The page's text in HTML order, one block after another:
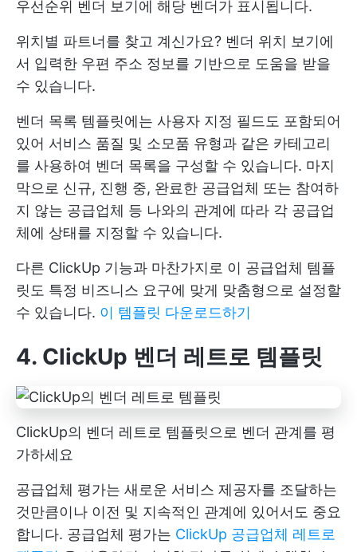
우선순위 벤더 보기에 해당 벤더가 표시됩니다.
위치별 파트너를 찾고 계신가요? 벤더 위치 보기에
서 입력한 우편 주소 정보를 기반으로 도움을 받을
수 있습니다.
벤더 목록 템플릿에는 사용자 지정 필드도 포함되어
있어 서비스 품질 및 소모품 유형과 같은 카테고리
를 사용하여 벤더 목록을 구성할 수 있습니다. 마지
막으로 신규, 진행 중, 완료한 공급업체 또는 참여하
지 않는 공급업체 등 나와의 관계에 따라 각 공급업
체에 상태를 지정할 수 있습니다.
다른 ClickUp 기능과 마찬가지로 이 공급업체 템플
릿도 특정 비즈니스 요구에 맞게 맞춤형으로 설정할
수 있습니다. 이 템플릿 다운로드하기
4. ClickUp 벤더 레트로 템플릿
ClickUp의 벤더 레트로 템플릿으로 벤더 관계를 평
가하세요
공급업체 평가는 새로운 서비스 제공자를 조달하는
것만큼이나 이전 및 지속적인 관계에 있어서도 중요
합니다. 공급업체 평가는 ClickUp 공급업체 레트로